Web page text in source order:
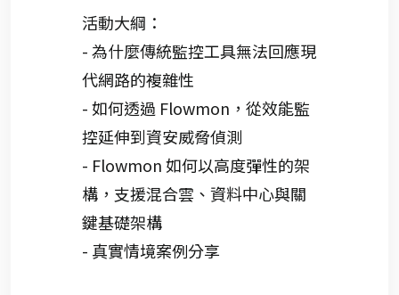
活動大綱 ：
- 為什麼傳統監控工具無法回應現
代網路的複雜性
- 如何透過 Flowmon ，從效能監
控延伸到資安威脅偵測
- Flowmon如何以高度彈性的架
構，支援混合雲、資料中心與關
鍵基礎架構
- 真實情境案例分享